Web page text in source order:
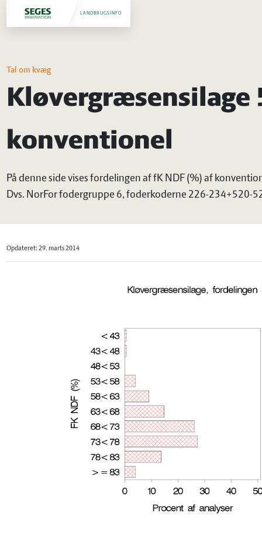
LANDBRUGSINFO
Tal om kvæg
Kløvergræsensilage
konventionel
På denne side vises fordelingen af fK NDF (%) af
Dvs. NorFor fodergruppe 6, foderkoderne 226-234+520-
Opdateret: 29. marts 2014